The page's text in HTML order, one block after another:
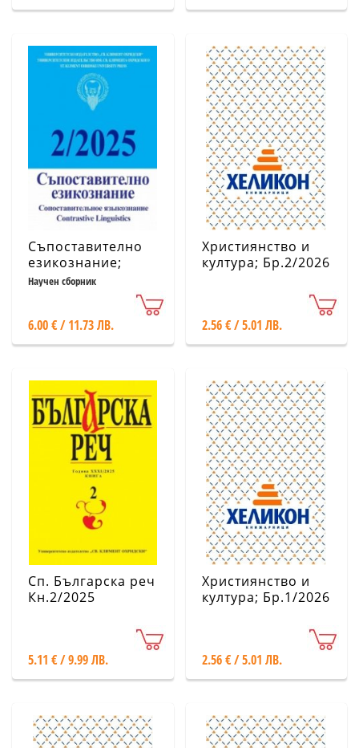
Съпоставително
езикознание;
Бр.2/2025
Научен сборник
6.00 € / 11.73 ЛВ.
Християнство и
култура; Бр.2/2026
2.56 € / 5.01 ЛВ.
Сп. Българска реч
Кн.2/2025
5.11 € / 9.99 ЛВ.
Християнство и
култура; Бр.1/2026
2.56 € / 5.01 ЛВ.